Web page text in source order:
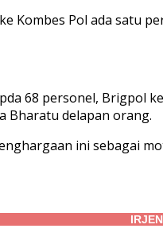
Kombes Pol ada satu
68 personel,
Bharatu delapan orang.
ini sebagai